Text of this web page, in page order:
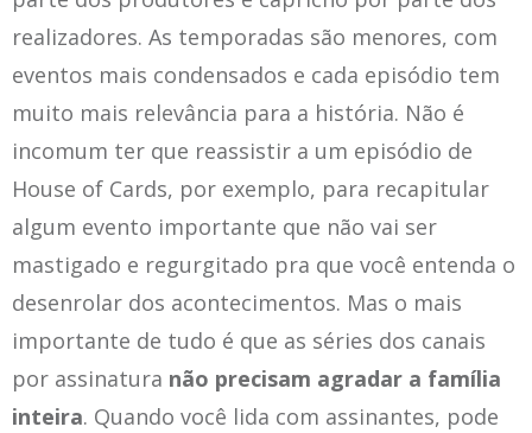
realizadores. As temporadas são menores, com
eventos mais condensados e cada episódio tem
muito mais relevância para a história. Não é
incomum ter que reassistir a um episódio de
House of Cards, por exemplo, para recapitular
algum evento importante que não vai ser
mastigado e regurgitado pra que você entenda o
desenrolar dos acontecimentos. Mas o mais
importante de tudo é que as séries dos canais
por assinatura não precisam agradar a família
inteira. Quando você lida com assinantes, pode